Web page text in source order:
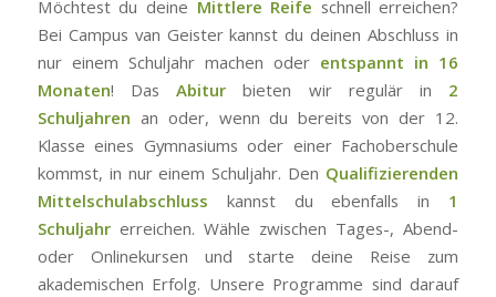
Möchtest du deine Mittlere Reife schnell erreichen?
Bei Campus van Geister kannst du deinen Abschluss in
nur einem Schuljahr machen oder entspannt in 16
Monaten! DasAbiturbieten wir regulär in 2
Schuljahren an oder, wenn du bereits von der 12.
Klasse eines Gymnasiums oder einer Fachoberschule
kommst, in nur einem Schuljahr. Den Qualifizierenden
Mittelschulabschluss kannst du ebenfalls in 1
Schuljahrerreichen. Wähle zwischen Tages-, Abend-
oder Onlinekursen und starte deine Reise zum
akademischen Erfolg. Unsere Programme sind darauf